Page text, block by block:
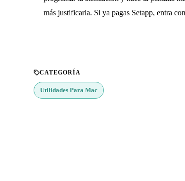
más justificarla. Si ya pagas Setapp, entra
CATEGORÍA
Utilidades Para Mac